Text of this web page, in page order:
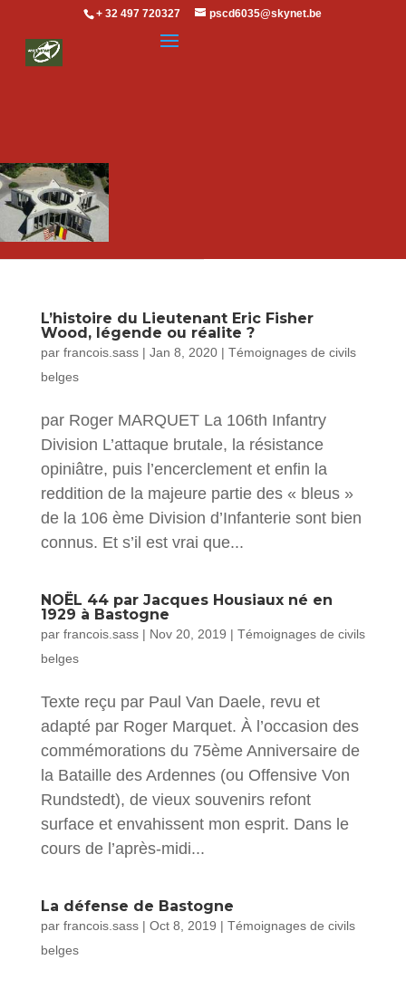
+ 32 497 720327 pscd6035@skynet.be
L’histoire du Lieutenant Eric Fisher
Wood, légende ou réalite ?
par francois.sass| Jan 8, 2020| Témoignages de civils
belges
par Roger MARQUET La 106th Infantry
Division L’attaque brutale, la résistance
opiniâtre, puis l’encerclement et enfin la
reddition de la majeure partie des « bleus »
de la 106 ème Division d’Infanterie sont bien
connus. Et s’il est vrai que...
NOËL 44 par Jacques Housiaux né en
1929 à Bastogne
par francois.sass| Nov 20, 2019 | Témoignages de civils
belges
Texte reçu par Paul Van Daele, revu et
adapté par Roger Marquet. À l’occasion des
commémorations du 75ème Anniversaire de
la Bataille des Ardennes (ou Offensive Von
Rundstedt), de vieux souvenirs refont
surface et envahissent mon esprit. Dans le
cours de l’après-midi...
La défense de Bastogne
par francois.sass| Oct 8, 2019 | Témoignages de civils
belges